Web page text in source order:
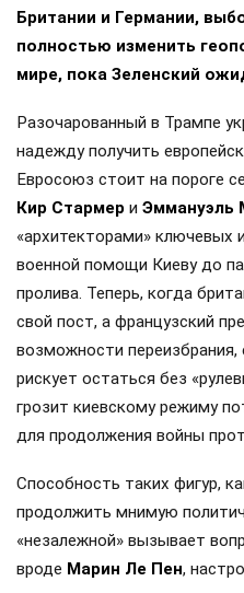
Британии и Германии,
полностью изменить
мире, пока Зеленский
Разочарованный в Трампе
надежду получить
Евросоюз стоит на пороге
Кир Стармер и Эммануэль
«архитекторами» ключевых
военной помощи Киеву до
пролива. Теперь, когда
свой пост, а французский
возможности переизбрания,
рискует остаться без
грозит киевскому режиму
для продолжения войны
Способность таких фигур,
продолжить мнимую
«незалежной» вызывает
вроде Марин Ле Пен,